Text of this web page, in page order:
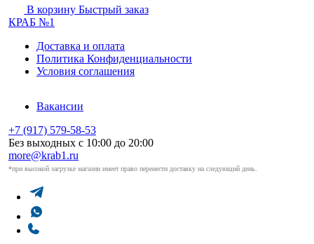
В корзину Быстрый заказ
КРАБ №1
Доставка и оплата
Политика Конфиденциальности
Условия соглашения
Вакансии
+7 (917) 579-58-53
Без выходных с 10:00 до 20:00
more@krab1.ru
*при высокой загрузке магазин имеет право перенести доставку на следующий день.